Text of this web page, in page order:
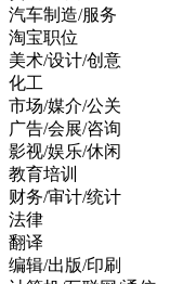
汽车制造/服务
淘宝职位
美术/设计/创意
化工
市场/媒介/公关
广告/会展/咨询
影视/娱乐/休闲
教育培训
财务/审计/统计
法律
翻译
编辑/出版/印刷